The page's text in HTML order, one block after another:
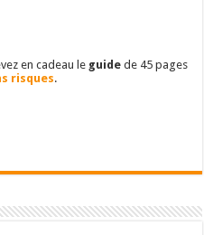
en cadeau le guide de 45 pages
risques.